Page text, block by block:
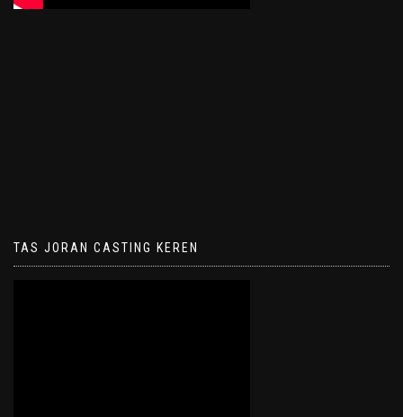
TAS JORAN CASTING KEREN